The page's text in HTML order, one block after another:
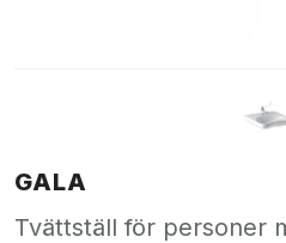
GALA
Tvättställ för personer